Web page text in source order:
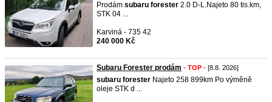
Prodám subaru forester 2.0 D-L.Najeto 80 tis.km,
STK 04 ...
Karviná - 735 42
240 000 Kč
Subaru Forester prodám - TOP - [8.8. 2026]
subaru forester Najeto 258 899km Po výměně
oleje STK d ...